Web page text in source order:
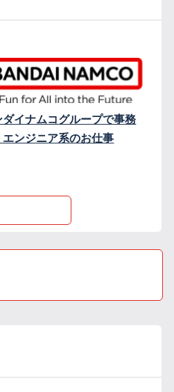
ダイナムコグループで事務
エンジニア系のお仕事